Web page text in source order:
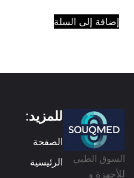
إضافة إلى السلة
السوق الطبي
للأجهزة و
للمزيد:
الصفحة
الرئيسية